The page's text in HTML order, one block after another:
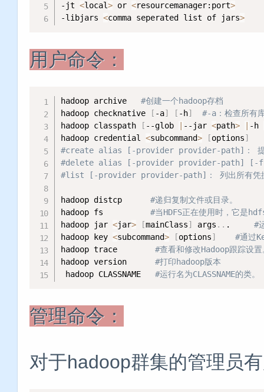
-jt <local> or <resourcemanager:port>
-libjars <comma seperated list of jars>
用户命令：
hadoop archive #创建一个hadoop存档
hadoop checknative
[ -a] [ -h]
#-a：检查所有
hadoop classpath
[ --glob --jar <path> -h
hadoop credential <subcommand> [options]
#create alias [-provider provider-path]： 提示
#delete alias [-provider provider-path] [-f]：
#list [-provider provider-path]： 列出所有凭
hadoop distcp #递归复制文件或目录。
hadoop fs #当HDFS正在使用时，它是
hadoop jar <jar> [mainClass] args .. . #
hadoop key <subcommand> [options]
#通过
hadoop trace #查看和修改Hadoop跟踪设置
hadoop version #打印hadoop版本
hadoop CLASSNAME #运行名为CLASSNAME的类。
管理命令：
对于hadoop群集的管理员